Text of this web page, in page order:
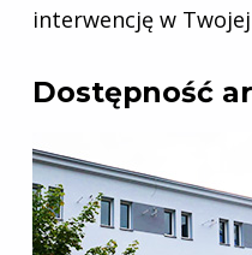
interwencję w
Dostępność